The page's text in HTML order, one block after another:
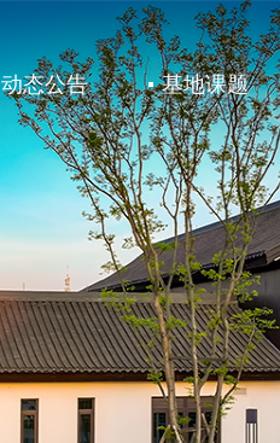
动态公告 基地课题